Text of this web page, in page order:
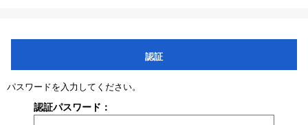
認証
パスワードを入力してください。
認証パスワード：